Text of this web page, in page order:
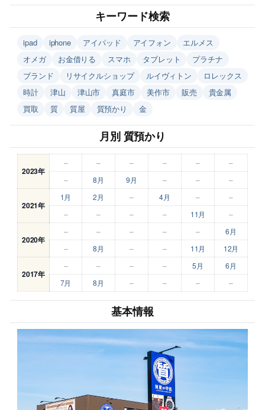
キーワード検索
ipad iphone アイパッド アイフォン
エルメス
オメガ
お金借りる スマホ タブレット
プラチナ
ブランド
リサイクルショップ ルイヴィトン
ロレックス
時計
津山 津山市 真庭市 美作市 販売
貴金属
買取
質 質屋 質預かり 金
月別 質預かり
2023年
– – – – –
–
–
8月 9月 – – –
2021年
1月 2月 – 4月 –
–
–
– – – 11月 –
2020年
– – – – –
6月
–
8月 – – 11月 12月
2017年
– – – – 5月
6月
7月
8月 – – – –
基本情報